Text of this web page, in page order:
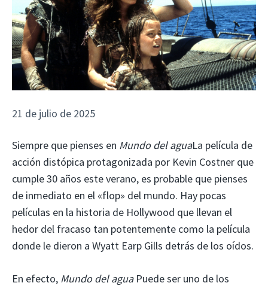
21 de julio de 2025
Siempre que pienses en Mundo del aguaLa película de
acción distópica protagonizada por Kevin Costner que
cumple 30 años este verano, es probable que pienses
de inmediato en el «flop» del mundo. Hay pocas
películas en la historia de Hollywood que llevan el
hedor del fracaso tan potentemente como la película
donde le dieron a Wyatt Earp Gills detrás de los oídos.
En efecto, Mundo del aguaPuede ser uno de los